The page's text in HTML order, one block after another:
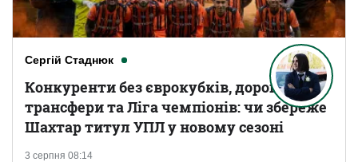
Сергій Стаднюк
3 серпня 08:14
Конкуренти без єврокубків, дорогі
трансфери та Ліга чемпіонів: чи збереже
Шахтар титул УПЛ у новому сезоні